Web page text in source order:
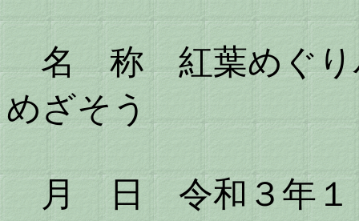
名 称 紅葉めぐり
めざそう
月 日 令和３年１